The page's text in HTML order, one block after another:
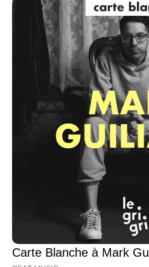
Carte Blanche à Mark